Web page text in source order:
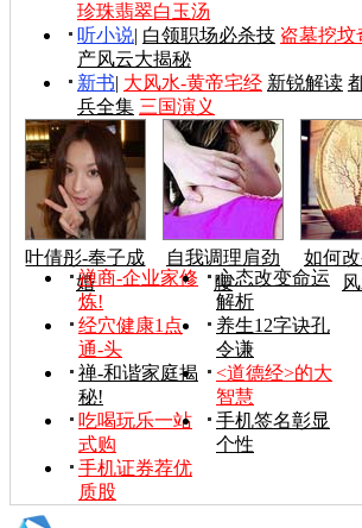
珍珠翡翠白玉汤
听小说| 白领职场必杀技 盗墓挖坟
产风云大揭秘
新书| 大风水-黄帝宅经 新锐解读
兵全集 三国演义
叶倩彤-奉子成
婚
自我调理肩劲
腰
如何
禅商-企业家修
炼!
心态改变命运
解析
经穴健康1点
通-头
养生12字诀孔
令谦
禅-和谐家庭揭
秘!
<道德经>的大
智慧
吃喝玩乐一站
式购
手机签名彰显
个性
手机证券荐优
质股